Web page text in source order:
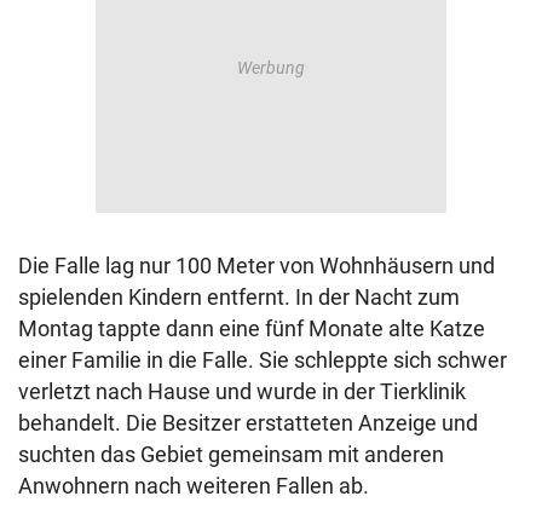
Die Falle lag nur 100 Meter von Wohnhäusern und
spielenden Kindern entfernt. In der Nacht zum
Montag tappte dann eine fünf Monate alte Katze
einer Familie in die Falle. Sie schleppte sich schwer
verletzt nach Hause und wurde in der Tierklinik
behandelt. Die Besitzer erstatteten Anzeige und
suchten das Gebiet gemeinsam mit anderen
Anwohnern nach weiteren Fallen ab.